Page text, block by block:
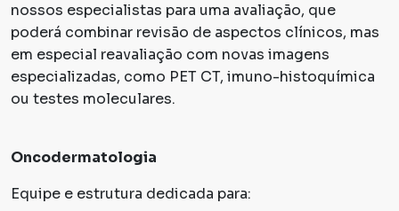
nossos especialistas para uma avaliação, que
poderá combinar revisão de aspectos clínicos, mas
em especial reavaliação com novas imagens
especializadas, como PET CT, imuno-histoquímica
ou testes moleculares.
Oncodermatologia
Equipe e estrutura dedicada para: